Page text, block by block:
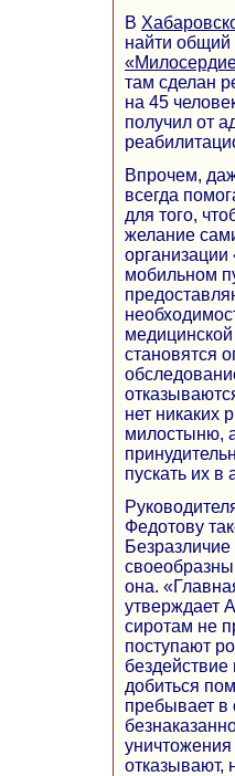
В
найти общий
там сделан
на 45
получил от
Впрочем,
всегда
для того,
желание
организации
мобильном
становятся
нет никаких
милостыню,
пускать их в
Федотову
она.
утверждает
сиротам не
поступают
добиться
пребывает в
уничтожения
отказывают,